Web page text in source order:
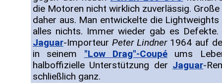
die Motoren nicht wirklich zuverlässig.
daher aus. Man entwickelte die
alles nichts. Immer wieder gab es
Jaguar-ImporteurPeter Lindner1964 auf
in seinem "Low Drag"-Coupé ums
halboffizielle Unterstützung der Jaguar-
schließlich ganz.